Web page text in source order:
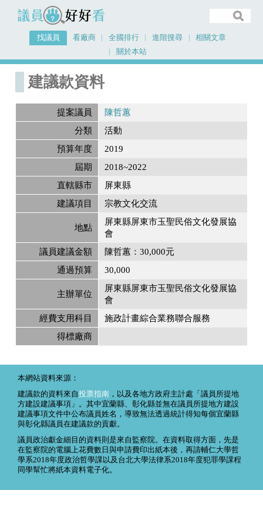
議員好好看
找議員 看廠商 全國排行 進階搜尋
相關文章
關於本站
首頁
建議款資料
提案議員
陳哲蕙
分類
活動
預算年度
2019
屆期
2018~2022
直轄縣市
屏東縣
建議項目
宗教文化交流
地點
屏東縣屏東市玉聖民俗文化發展協
會
議員建議金額
陳哲蕙：30,000元
通過預算
30,000
主辦單位
屏東縣屏東市玉聖民俗文化發展協
會
經費支用科目
施政計畫綜合業務聯合服務
得標廠商
本網站資料來源：
建議款的資料來自投票指南 ，以及各地方政府主計處「議員所提地
方建設建議事項」。其中宜蘭縣、彰化縣並無在議員所提地方建設
建議事項文件中公布議員姓名，導致無法透過統計得知每個宜蘭縣
與彰化縣議員在建議款的貢獻。
議員政治獻金細目的資料則是來自監察院。在資料取得方面，先是
在監察院的電腦上花費數日與申請費印出紙本後，再請輔仁大學哲
學系2018年度政治哲學課以及台北大學法律系2018年度犯罪學課程
同學幫忙將紙本資料電子化。